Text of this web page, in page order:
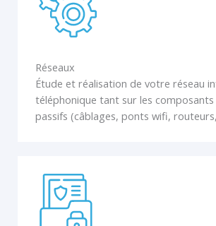
Réseaux
Étude et réalisation de votre réseau
téléphonique tant sur les
passifs (câblages, ponts wifi,